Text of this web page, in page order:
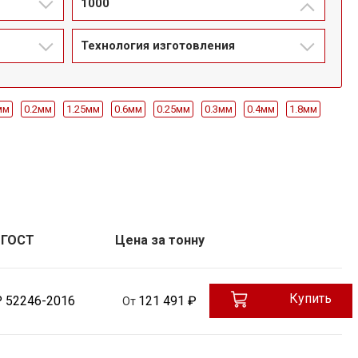
1000
Технология изготовления
0.2мм 1.25мм 0.6мм 0.25мм 0.3мм 0.4мм 1.8мм
ГОСТ Цена за тонну
52246-2016 От 121 491 ₽ Купить